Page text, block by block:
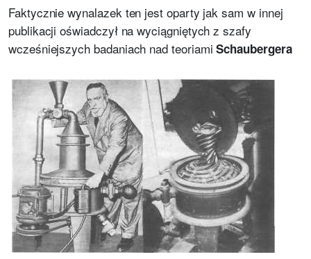
Faktycznie wynalazek ten jest oparty jak sam w innej
publikacji oświadczył na wyciągniętych z szafy
wcześniejszych badaniach nad teoriami Schaubergera